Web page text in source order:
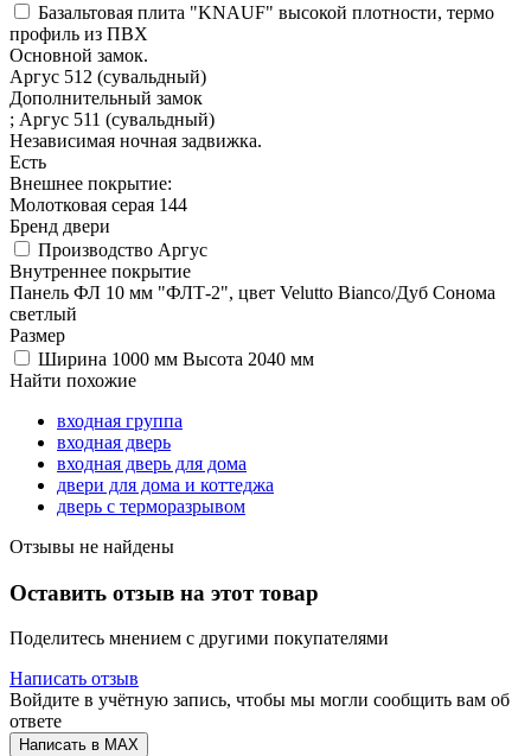
Базальтовая плита "KNAUF" высокой плотности, термо
профиль из ПВХ
Основной замок.
Аргус 512 (сувальдный)
Дополнительный замок
; Аргус 511 (сувальдный)
Независимая ночная задвижка.
Есть
Внешнее покрытие:
Молотковая серая 144
Бренд двери
Производство Аргус
Внутреннее покрытие
Панель ФЛ 10 мм "ФЛТ-2", цвет Velutto Bianco/Дуб Сонома
светлый
Размер
Ширина 1000 мм Высота 2040 мм
Найти похожие
входная группа
входная дверь
входная дверь для дома
двери для дома и коттеджа
дверь с терморазрывом
Отзывы не найдены
Оставить отзыв на этот товар
Поделитесь мнением с другими покупателями
Написать отзыв
Войдите в учётную запись, чтобы мы могли сообщить вам об
ответе
Написать в MAX